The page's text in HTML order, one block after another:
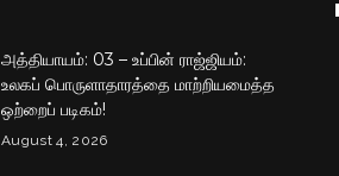
அத்தியாயம்: 03 – உப்பின் ராஜ்ஜியம்:
உலகப் பொருளாதாரத்தை மாற்றியமைத்த
ஒற்றைப் படிகம்!
August 4, 2026